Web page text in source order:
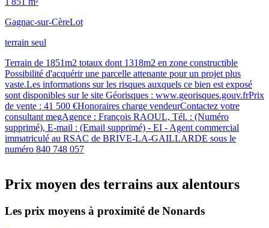
Gagnac-sur-CèreLot
terrain seul
Terrain de 1851m2 totaux dont 1318m2 en zone constructible
Possibilité d'acquérir une parcelle attenante pour un projet plus
vaste.Les informations sur les risques auxquels ce bien est exposé
sont disponibles sur le site Géorisques : www.georisques.gouv.frPrix
de vente : 41 500 €Honoraires charge vendeurContactez votre
consultant megAgence : François RAOUL, Tél. : (Numéro
supprimé), E-mail : (Email supprimé) - EI - Agent commercial
immatriculé au RSAC de BRIVE-LA-GAILLARDE sous le
numéro 840 748 057
Prix moyen des terrains aux alentours
Les prix moyens à proximité de Nonards